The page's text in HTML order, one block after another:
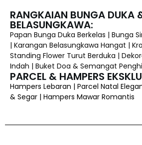
RANGKAIAN BUNGA DUKA
BELASUNGKAWA:
Papan Bunga Duka Berkelas | Bunga
| Karangan Belasungkawa Hangat |
Standing Flower Turut Berduka |
Indah | Buket Doa & Semangat
PARCEL & HAMPERS
Hampers Lebaran | Parcel Natal
& Segar | Hampers Mawar Romantis